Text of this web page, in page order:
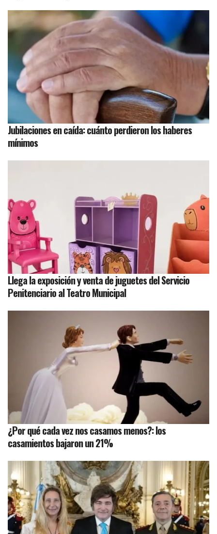
Jubilaciones en caída: cuánto perdieron los haberes
mínimos
Llega la exposición y venta de juguetes del Servicio
Penitenciario al Teatro Municipal
¿Por qué cada vez nos casamos menos?: los
casamientos bajaron un 21%